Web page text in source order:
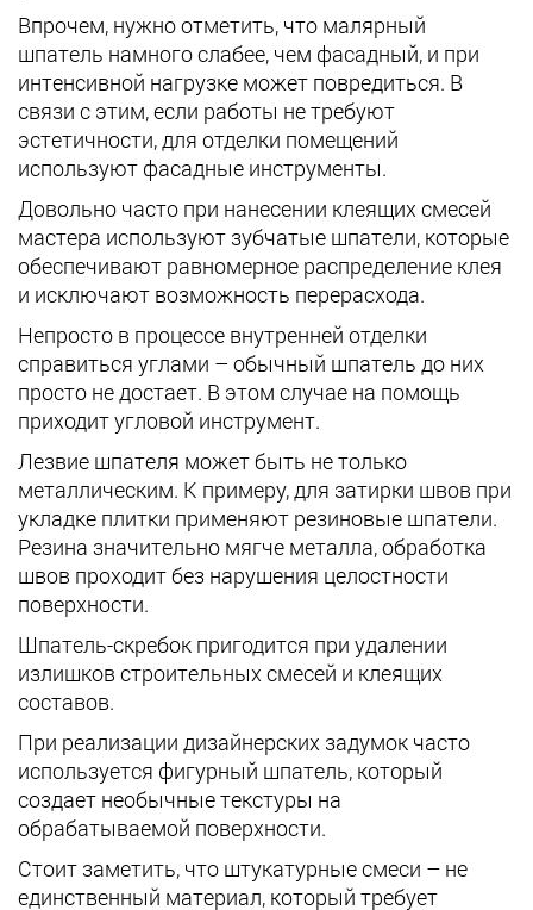
Впрочем, нужно отметить, что малярный
шпатель намного слабее, чем фасадный, и при
интенсивной нагрузке может повредиться. В
связи с этим, если работы не требуют
эстетичности, для отделки помещений
используют фасадные инструменты.
Довольно часто при нанесении клеящих смесей
мастера используют зубчатые шпатели, которые
обеспечивают равномерное распределение клея
и исключают возможность перерасхода.
Непросто в процессе внутренней отделки
справиться углами – обычный шпатель до них
просто не достает. В этом случае на помощь
приходит угловой инструмент.
Лезвие шпателя может быть не только
металлическим. К примеру, для затирки швов при
укладке плитки применяют резиновые шпатели.
Резина значительно мягче металла, обработка
швов проходит без нарушения целостности
поверхности.
Шпатель-скребок пригодится при удалении
излишков строительных смесей и клеящих
составов.
При реализации дизайнерских задумок часто
используется фигурный шпатель, который
создает необычные текстуры на
обрабатываемой поверхности.
Стоит заметить, что штукатурные смеси – не
единственный материал, который требует